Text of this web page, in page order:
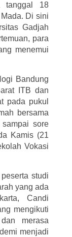
tanggal 18
Di sini
Gadjah
para
menemui
Bandung
ITB dan
pada pukul
bersama
sore
Kamis (21
Vokasi
studi
yang ada
Candi
mengikuti
merasa
menjadi